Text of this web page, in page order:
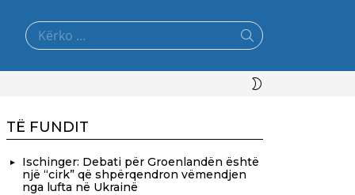
Search
for:
TË FUNDIT
Ischinger: Debati për Groenlandën është
një “cirk” që shpërqendron vëmendjen
nga lufta në Ukrainë